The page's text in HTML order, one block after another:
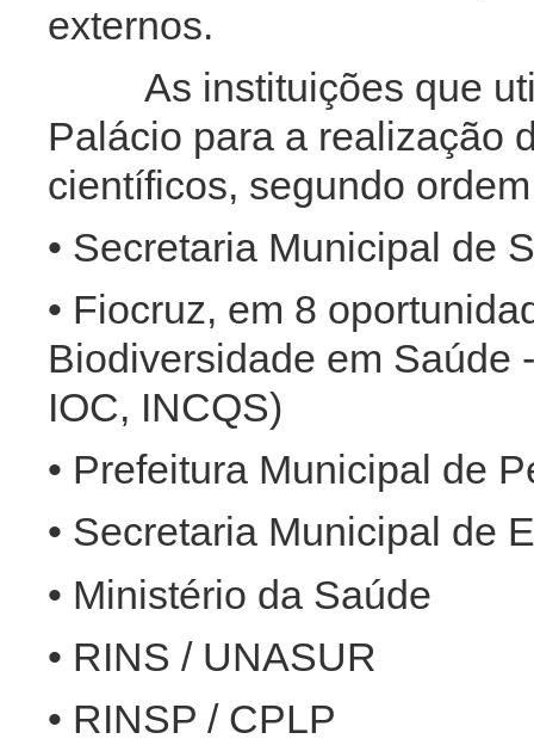
externos.
As instituições que
Palácio para a realização
científicos, segundo
• Secretaria Municipal de
• Fiocruz, em 8
Biodiversidade em Saúde
IOC, INCQS)
• Prefeitura Municipal de
• Secretaria Municipal de
• Ministério da Saúde
• RINS / UNASUR
• RINSP / CPLP